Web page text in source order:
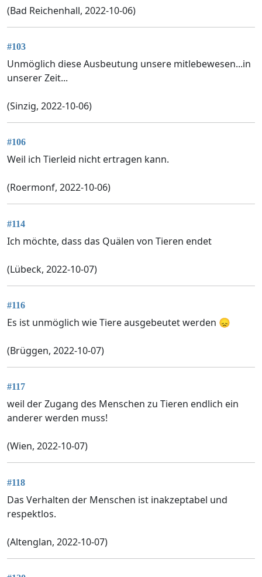
(Bad Reichenhall, 2022-10-06)
#103
Unmöglich diese Ausbeutung unsere mitlebewesen...in
unserer Zeit...
(Sinzig, 2022-10-06)
#106
Weil ich Tierleid nicht ertragen kann.
(Roermonf, 2022-10-06)
#114
Ich möchte, dass das Quälen von Tieren endet
(Lübeck, 2022-10-07)
#116
Es ist unmöglich wie Tiere ausgebeutet werden 😞
(Brüggen, 2022-10-07)
#117
weil der Zugang des Menschen zu Tieren endlich ein
anderer werden muss!
(Wien, 2022-10-07)
#118
Das Verhalten der Menschen ist inakzeptabel und
respektlos.
(Altenglan, 2022-10-07)